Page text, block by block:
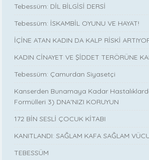
Tebessüm: DİL BİLGİSİ DERSİ
Tebessüm: İSKAMBİL OYUNU VE HAYAT!
İÇİNE ATAN KADIN DA KALP RİSKİ
KADIN CİNAYET VE ŞİDDET TERÖRÜNE
Tebessüm: Çamurdan Siyasetçi
Kanserden Bunamaya Kadar
Formülleri 3) DNA'NIZI KORUYUN
172 BİN SESLİ ÇOCUK KİTABI
KANITLANDI: SAĞLAM KAFA SAĞLAM
TEBESSÜM